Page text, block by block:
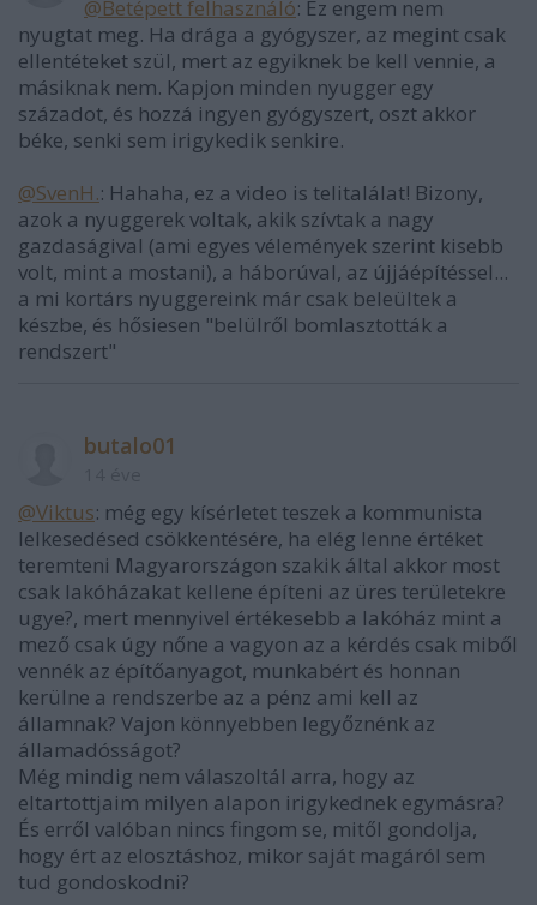
@Betépett felhasználó: Ez engem nem
nyugtat meg. Ha drága a gyógyszer, az megint csak
ellentéteket szül, mert az egyiknek be kell vennie, a
másiknak nem. Kapjon minden nyugger egy
századot, és hozzá ingyen gyógyszert, oszt akkor
béke, senki sem irigykedik senkire.
@SvenH.: Hahaha, ez a video is telitalálat! Bizony,
azok a nyuggerek voltak, akik szívtak a nagy
gazdaságival (ami egyes vélemények szerint kisebb
volt, mint a mostani), a háborúval, az újjáépítéssel...
a mi kortárs nyuggereink már csak beleültek a
készbe, és hősiesen "belülről bomlasztották a
rendszert"
butalo01
@Viktus: még egy kísérletet teszek a kommunista
lelkesedésed csökkentésére, ha elég lenne értéket
teremteni Magyarországon szakik által akkor most
csak lakóházakat kellene építeni az üres területekre
ugye?, mert mennyivel értékesebb a lakóház mint a
mező csak úgy nőne a vagyon az a kérdés csak miből
vennék az építőanyagot, munkabért és honnan
kerülne a rendszerbe az a pénz ami kell az
államnak? Vajon könnyebben legyőznénk az
államadósságot?
Még mindig nem válaszoltál arra, hogy az
eltartottjaim milyen alapon irigykednek egymásra?
És erről valóban nincs fingom se, mitől gondolja,
hogy ért az elosztáshoz, mikor saját magáról sem
tud gondoskodni?